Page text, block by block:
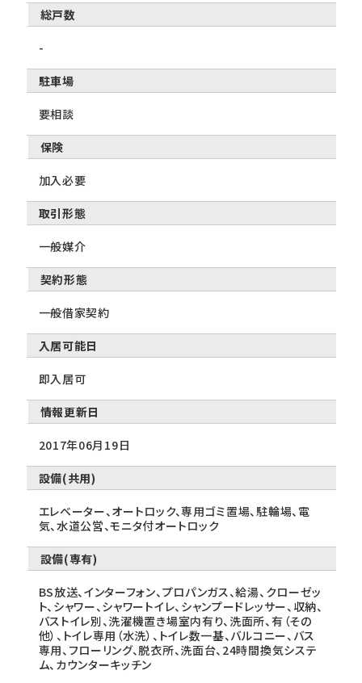
総戸数
-
駐車場
要相談
保険
加入必要
取引形態
一般媒介
契約形態
一般借家契約
入居可能日
即入居可
情報更新日
2017年06月19日
設備(共用)
エレベーター、オートロック、専用ゴミ置場、駐輪場、電
気、水道公営、モニタ付オートロック
設備(専有)
BS放送、インターフォン、プロパンガス、給湯、クローゼッ
ト、シャワー、シャワートイレ、シャンプードレッサー、収納、
バストイレ別、洗濯機置き場室内有り、洗面所、有（その
他）、トイレ専用（水洗）、トイレ数一基、バルコニー、バス
専用、フローリング、脱衣所、洗面台、24時間換気システ
ム、カウンターキッチン